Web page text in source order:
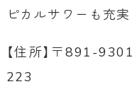
ピカルサワーも充実
【住所】〒891-
223